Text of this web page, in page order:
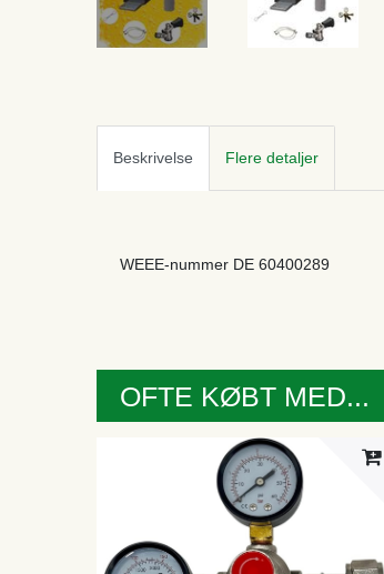
Beskrivelse Flere detaljer
WEEE-nummer DE 60400289
OFTE KØBT MED...